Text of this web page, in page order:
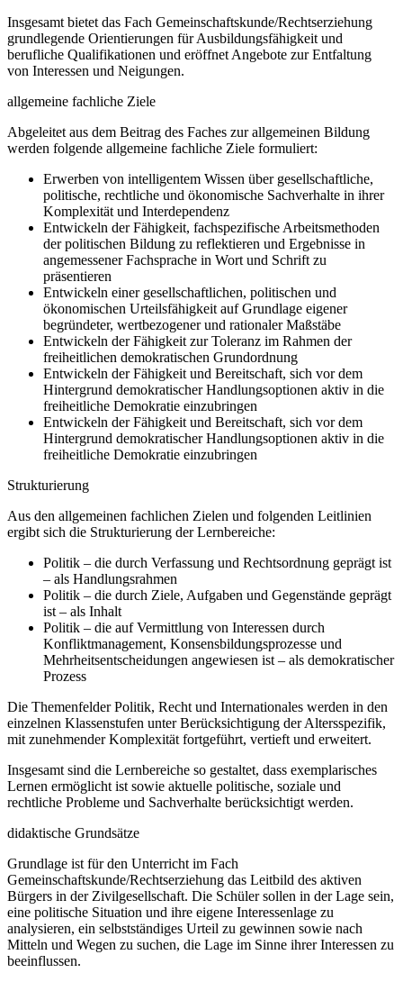
Insgesamt bietet das Fach Gemeinschaftskunde/Rechtserziehung
grundlegende Orientierungen für Ausbildungsfähigkeit und
berufliche Qualifikationen und eröffnet Angebote zur Entfaltung
von Interessen und Neigungen.
allgemeine fachliche Ziele
Abgeleitet aus dem Beitrag des Faches zur allgemeinen Bildung
werden folgende allgemeine fachliche Ziele formuliert:
Erwerben von intelligentem Wissen über gesellschaftliche,
politische, rechtliche und ökonomische Sachverhalte in ihrer
Komplexität und Interdependenz
Entwickeln der Fähigkeit, fachspezifische Arbeitsmethoden
der politischen Bildung zu reflektieren und Ergebnisse in
angemessener Fachsprache in Wort und Schrift zu
präsentieren
Entwickeln einer gesellschaftlichen, politischen und
ökonomischen Urteilsfähigkeit auf Grundlage eigener
begründeter, wertbezogener und rationaler Maßstäbe
Entwickeln der Fähigkeit zur Toleranz im Rahmen der
freiheitlichen demokratischen Grundordnung
Entwickeln der Fähigkeit und Bereitschaft, sich vor dem
Hintergrund demokratischer Handlungsoptionen aktiv in die
freiheitliche Demokratie einzubringen
Entwickeln der Fähigkeit und Bereitschaft, sich vor dem
Hintergrund demokratischer Handlungsoptionen aktiv in die
freiheitliche Demokratie einzubringen
Strukturierung
Aus den allgemeinen fachlichen Zielen und folgenden Leitlinien
ergibt sich die Strukturierung der Lernbereiche:
Politik – die durch Verfassung und Rechtsordnung geprägt ist
– als Handlungsrahmen
Politik – die durch Ziele, Aufgaben und Gegenstände geprägt
ist – als Inhalt
Politik – die auf Vermittlung von Interessen durch
Konfliktmanagement, Konsensbildungsprozesse und
Mehrheitsentscheidungen angewiesen ist – als demokratischer
Prozess
Die Themenfelder Politik, Recht und Internationales werden in den
einzelnen Klassenstufen unter Berücksichtigung der Altersspezifik,
mit zunehmender Komplexität fortgeführt, vertieft und erweitert.
Insgesamt sind die Lernbereiche so gestaltet, dass exemplarisches
Lernen ermöglicht ist sowie aktuelle politische, soziale und
rechtliche Probleme und Sachverhalte berücksichtigt werden.
didaktische Grundsätze
Grundlage ist für den Unterricht im Fach
Gemeinschaftskunde/Rechtserziehung das Leitbild des aktiven
Bürgers in der Zivilgesellschaft. Die Schüler sollen in der Lage sein,
eine politische Situation und ihre eigene Interessenlage zu
analysieren, ein selbstständiges Urteil zu gewinnen sowie nach
Mitteln und Wegen zu suchen, die Lage im Sinne ihrer Interessen zu
beeinflussen.